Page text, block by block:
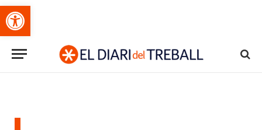
Obre la barra d'eines